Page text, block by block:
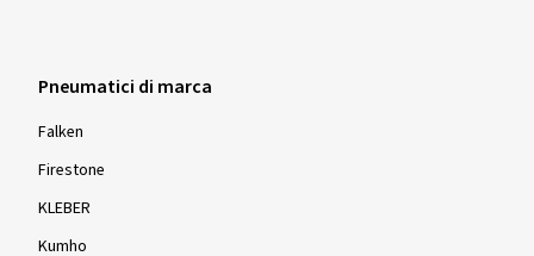
Pneumatici di marca
Falken
Firestone
KLEBER
Kumho